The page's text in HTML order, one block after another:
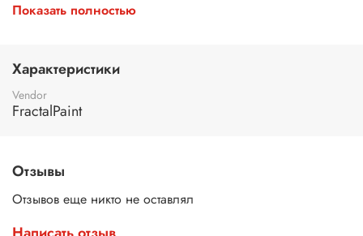
для заливок. Палитра имеет компактный размер и
Показать полностью
Характеристики
Vendor
FractalPaint
Отзывы
Отзывов еще никто не оставлял